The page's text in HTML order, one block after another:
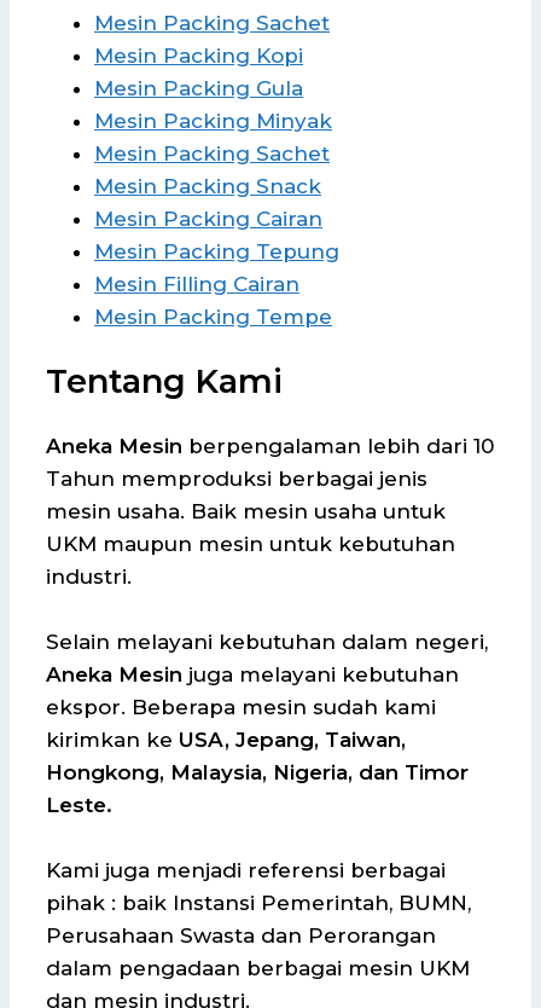
Mesin Packing Sachet
Mesin Packing Kopi
Mesin Packing Gula
Mesin Packing Minyak
Mesin Packing Sachet
Mesin Packing Snack
Mesin Packing Cairan
Mesin Packing Tepung
Mesin Filling Cairan
Mesin Packing Tempe
Tentang Kami
Aneka Mesin berpengalaman lebih dari 10
Tahun memproduksi berbagai jenis
mesin usaha. Baik mesin usaha untuk
UKM maupun mesin untuk kebutuhan
industri.
Selain melayani kebutuhan dalam negeri,
Aneka Mesin juga melayani kebutuhan
ekspor. Beberapa mesin sudah kami
kirimkan ke USA, Jepang, Taiwan,
Hongkong, Malaysia, Nigeria, dan Timor
Leste.
Kami juga menjadi referensi berbagai
pihak : baik Instansi Pemerintah, BUMN,
Perusahaan Swasta dan Perorangan
dalam pengadaan berbagai mesin UKM
dan mesin industri.